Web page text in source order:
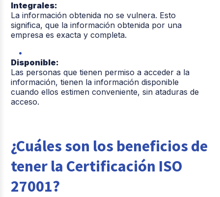
Integrales:
La información obtenida no se vulnera. Esto
significa, que la información obtenida por una
empresa es exacta y completa.
Disponible:
Las personas que tienen permiso a acceder a la
información, tienen la información disponible
cuando ellos estimen conveniente, sin ataduras de
acceso.
¿Cuáles son los beneficios de
tener la Certificación ISO
27001?